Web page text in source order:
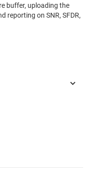
buffer, uploading the
reporting on SNR, SFDR,
ADS58H43
250MSPS レシーバ /